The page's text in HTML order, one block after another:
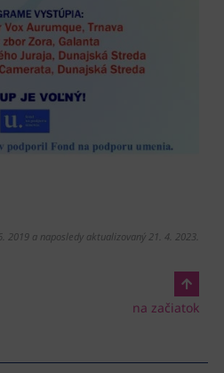
2019 a naposledy aktualizovaný 21. 4. 2023.
na začiatok